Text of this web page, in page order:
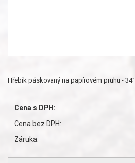
Hřebík páskovaný na papírovém pruhu - 34°
Cena s DPH:
Cena bez DPH:
Záruka: